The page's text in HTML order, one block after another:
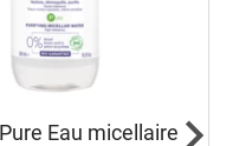
Eau micellaire